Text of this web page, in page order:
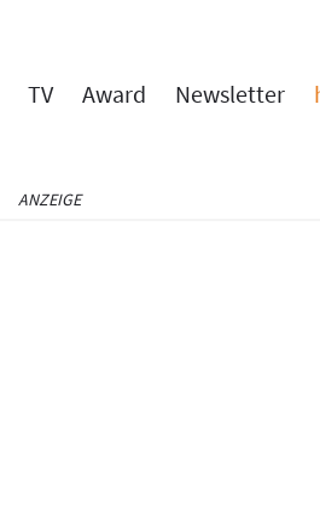
TV Award Newsletter
ANZEIGE